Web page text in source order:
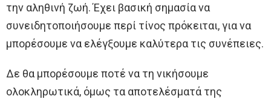
την αληθινή ζωή. Έχει βασική σημασία να
συνειδητοποιήσουμε περί τίνος πρόκειται, για να
μπορέσουμε να ελέγξουμε καλύτερα τις συνέπειες.
Δε θα μπορέσουμε ποτέ να τη νικήσουμε
ολοκληρωτικά, όμως τα αποτελέσματά της